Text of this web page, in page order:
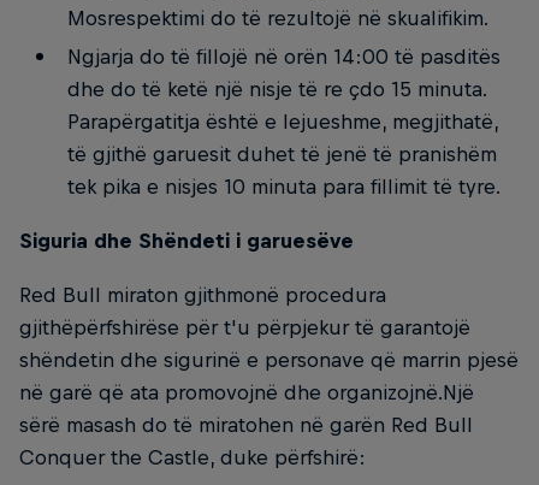
Mosrespektimi do të rezultojë në skualifikim.
Ngjarja do të fillojë në orën 14:00 të pasditës
dhe do të ketë një nisje të re çdo 15 minuta.
Parapërgatitja është e lejueshme, megjithatë,
të gjithë garuesit duhet të jenë të pranishëm
tek pika e nisjes 10 minuta para fillimit të tyre.
Siguria dhe Shëndeti i garuesëve
Red Bull miraton gjithmonë procedura
gjithëpërfshirëse për t'u përpjekur të garantojë
shëndetin dhe sigurinë e personave që marrin pjesë
në garë që ata promovojnë dhe organizojnë.Një
sërë masash do të miratohen në garën Red Bull
Conquer the Castle, duke përfshirë: